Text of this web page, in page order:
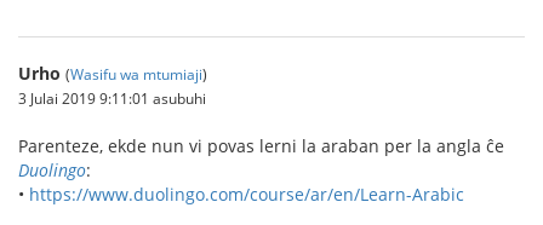
Urho (Wasifu wa mtumiaji)
3 Julai 2019 9:11:01 asubuhi
Parenteze, ekde nun vi povas lerni la araban per la angla ĉe
Duolingo:
• https://www.duolingo.com/course/ar/en/Learn-Arabic